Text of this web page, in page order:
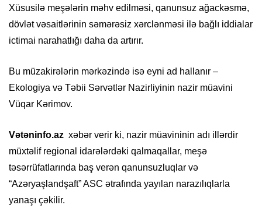
Xüsusilə meşələrin məhv edilməsi, qanunsuz ağackəsmə,
dövlət vəsaitlərinin səmərəsiz xərclənməsi ilə bağlı iddialar
ictimai narahatlığı daha da artırır.
Bu müzakirələrin mərkəzində isə eyni ad hallanır –
Ekologiya və Təbii Sərvətlər Nazirliyinin nazir müavini
Vüqar Kərimov.
Vətəninfo.az xəbər verir ki, nazir müavininin adı illərdir
müxtəlif regional idarələrdəki qalmaqallar, meşə
təsərrüfatlarında baş verən qanunsuzluqlar və
“Azəryaşlandşaft” ASC ətrafında yayılan narazılıqlarla
yanaşı çəkilir.